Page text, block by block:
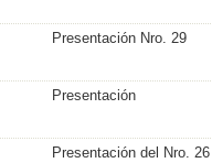
Presentación Nro. 29
Presentación
Presentación del Nro. 26